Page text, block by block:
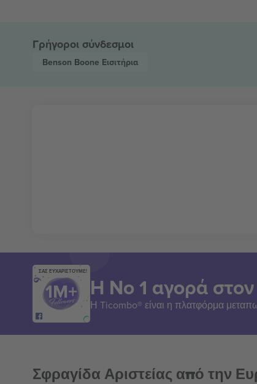
Γρήγοροι σύνδεσμοι
Benson Boone Εισιτήρια
ΣΑΣ ΕΥΧΑΡΙΣΤΟΥΜΕ!
Η Νο 1 αγορά
Η Ticombo® είναι η πλατφόρμα
Σφραγίδα Αριστείας από την